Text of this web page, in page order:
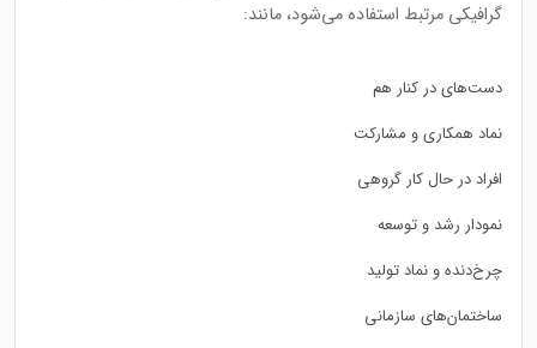
گرافیکی مرتبط استفاده می‌شود، مانند:
دست‌های در کنار هم
نماد همکاری و مشارکت
افراد در حال کار گروهی
نمودار رشد و توسعه
چرخ‌دنده و نماد تولید
ساختمان‌های سازمانی